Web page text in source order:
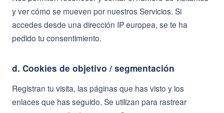
y ver cómo se mueven por nuestros Servicios. Si
accedes desde una dirección IP europea, se te ha
pedido tu consentimiento.
d. Cookies de objetivo / segmentación
Registran tu visita, las páginas que has visto y los
enlaces que has seguido. Se utilizan para rastrear